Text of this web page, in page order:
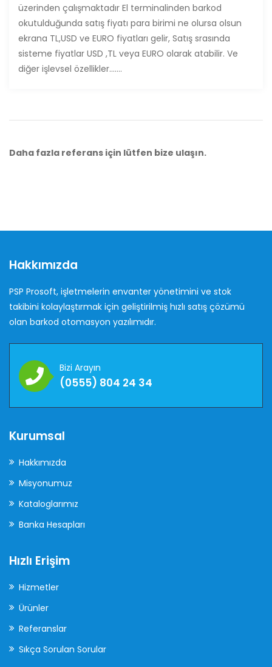
üzerinden çalışmaktadır El terminalinden barkod
okutulduğunda satış fiyatı para birimi ne olursa olsun
ekrana TL,USD ve EURO fiyatları gelir, Satış srasında
sisteme fiyatlar USD ,TL veya EURO olarak atabilir. Ve
diğer işlevsel özellikler…….
Daha fazla referans için lütfen bize ulaşın.
Hakkımızda
PSP Prosoft, işletmelerin envanter yönetimini ve stok
takibini kolaylaştırmak için geliştirilmiş hızlı satış çözümü
olan barkod otomasyon yazılımıdır.
Bizi Arayın
(0555) 804 24 34
Kurumsal
Hakkımızda
Misyonumuz
Kataloglarımız
Banka Hesapları
Hızlı Erişim
Hizmetler
Ürünler
Referanslar
Sıkça Sorulan Sorular